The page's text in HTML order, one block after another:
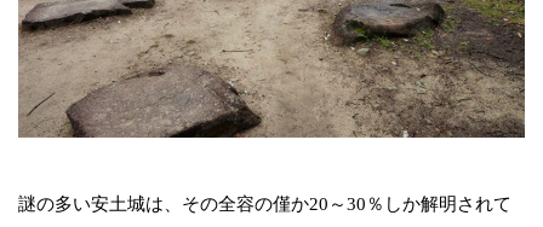
謎の多い安土城は、その全容の僅か20～30％しか解明されて